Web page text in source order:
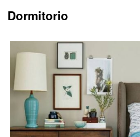
Dormitorio